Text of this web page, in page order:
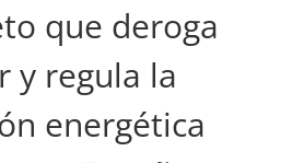
que deroga
y regula la
energética